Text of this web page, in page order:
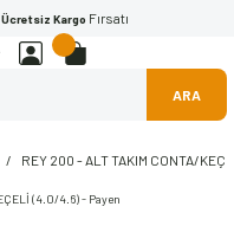
Ücretsiz Kargo Fırsatı
ARA
REY 200 - ALT TAKIM CONTA/